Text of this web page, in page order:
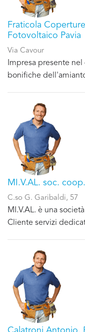
Fraticola
Fotovoltaico Pavia
Via Cavour
Impresa presente
bonifiche
MI.V.AL. soc.
C.so G. Garibaldi, 57
MI.V.AL. è una
Cliente servizi